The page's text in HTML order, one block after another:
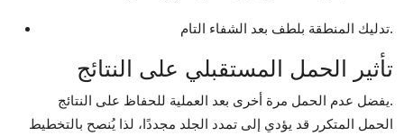
تدليك المنطقة بلطف بعد الشفاء التام.
تأثير الحمل المستقبلي على النتائج
يفضل عدم الحمل مرة أخرى بعد العملية للحفاظ على النتائج.
الحمل المتكرر قد يؤدي إلى تمدد الجلد مجددًا، لذا يُنصح بالتخطيط